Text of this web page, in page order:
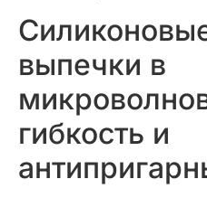
выпечки в
гибкость и